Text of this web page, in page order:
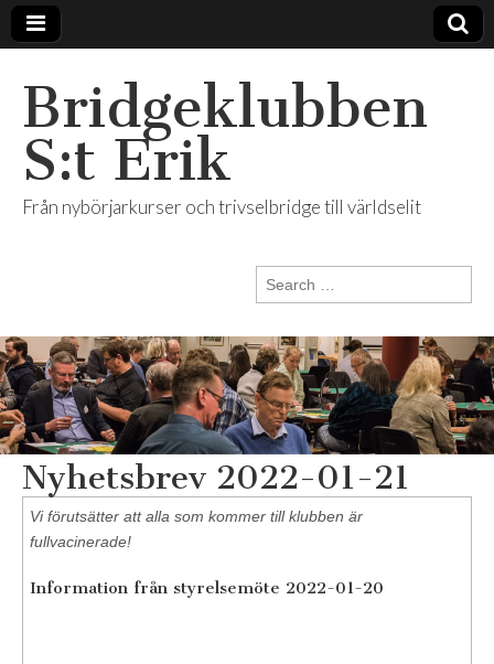
Bridgeklubben
S:t Erik
Från nybörjarkurser och trivselbridge till världselit
Search
for:
Nyhetsbrev 2022-01-21
Vi förutsätter att alla som kommer till klubben är
fullvacinerade!
Information från styrelsemöte 2022-01-20